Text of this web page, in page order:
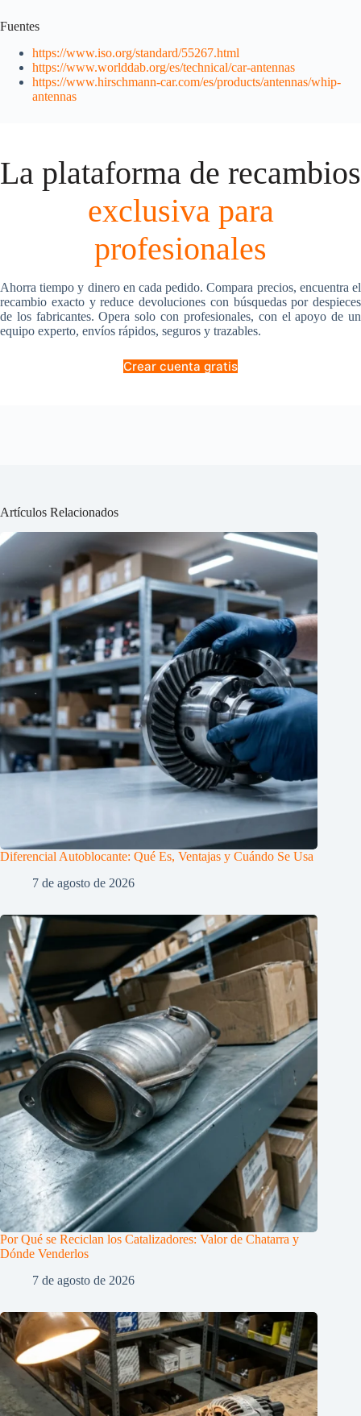
Fuentes
https://www.iso.org/standard/55267.html
https://www.worlddab.org/es/technical/car-antennas
https://www.hirschmann-car.com/es/products/antennas/whip-
antennas
La plataforma de recambios
exclusiva para
profesionales
Ahorra tiempo y dinero en cada pedido. Compara precios, encuentra el
recambio exacto y reduce devoluciones con búsquedas por despieces
de los fabricantes. Opera solo con profesionales, con el apoyo de un
equipo experto, envíos rápidos, seguros y trazables.
Crear cuenta gratis
Artículos Relacionados
Diferencial Autoblocante: Qué Es, Ventajas y Cuándo Se Usa
7 de agosto de 2026
Por Qué se Reciclan los Catalizadores: Valor de Chatarra y
Dónde Venderlos
7 de agosto de 2026